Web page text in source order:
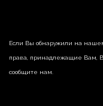
Если Вы обнаружили на
права, принадлежащие Вам,
сообщите нам.